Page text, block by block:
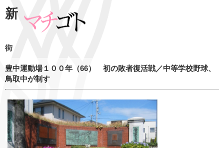
新
街
豊中運動場１００年（66） 初の敗者復活戦／中等学校野球、
鳥取中が制す